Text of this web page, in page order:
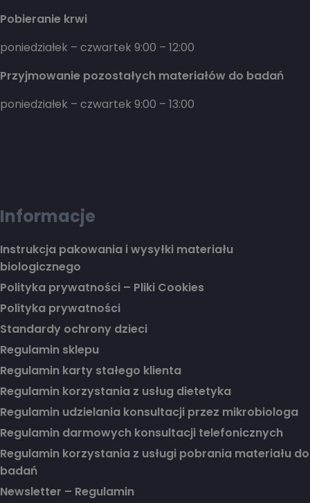
Pobieranie krwi
poniedziałek – czwartek 9:00 – 12:00
Przyjmowanie pozostałych materiałów do badań
poniedziałek – czwartek 9:00 – 13:00
Informacje
Instrukcja pakowania i wysyłki materiału
biologicznego
Polityka prywatności – Pliki Cookies
Polityka prywatności
Standardy ochrony dzieci
Regulamin sklepu
Regulamin karty stałego klienta
Regulamin korzystania z usług dietetyka
Regulamin udzielania konsultacji przez mikrobiologa
Regulamin darmowych konsultacji telefonicznych
Regulamin korzystania z usługi pobrania materiału do
badań
Newsletter – Regulamin